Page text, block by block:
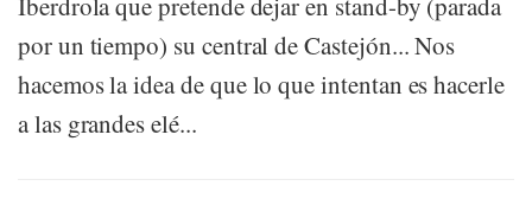
por un tiempo) su central de Castejón... Nos
hacemos la idea de que lo que intentan es hacerle
a las grandes elé...